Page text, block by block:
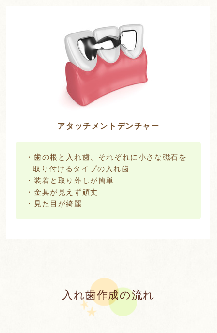
アタッチメントデンチャー
・歯の根と入れ歯、それぞれに小さな磁石を
取り付けるタイプの入れ歯
・装着と取り外しが簡単
・金具が見えず頑丈
・見た目が綺麗
入れ歯作成の流れ